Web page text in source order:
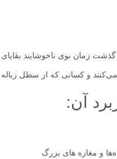
گذشت زمان بوی ناخوشایند
می‌کنند و کسانی که از سطل
آن: